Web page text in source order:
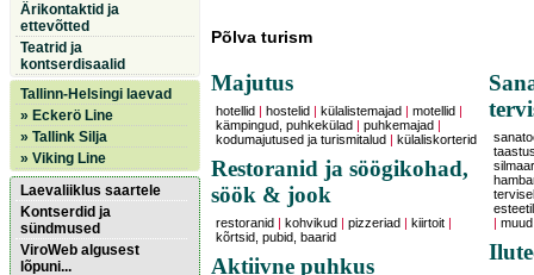
Ärikontaktid ja
ettevõtted
Teatrid ja
kontserdisaalid
Tallinn-Helsingi laevad
» Eckerö Line
» Tallink Silja
» Viking Line
Laevaliiklus saartele
Kontserdid ja
sündmused
ViroWeb algusest
lõpuni...
Põlva turism
Majutus
hotellid hostelid külalistemajad |motellid
kämpingud, puhkekülad
|puhkemajad
kodumajutused ja turismitalud
külaliskorterid
Restoranid ja söögikohad,
söök & jook
restoranid kohvikud |pizzeriad kiirtoit
kõrtsid, pubid, baarid
Aktiivne puhkus
|